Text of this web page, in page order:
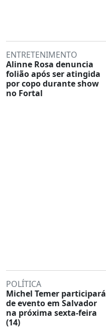
ENTRETENIMENTO
Alinne Rosa denuncia
folião após ser atingida
por copo durante show
no Fortal
POLÍTICA
Michel Temer participará
de evento em Salvador
na próxima sexta-feira
(14)